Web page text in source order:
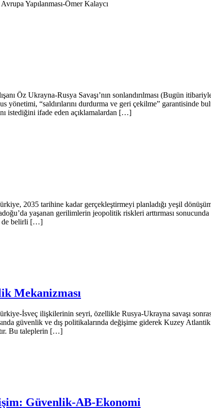
Yapılanması-Ömer Kalaycı
Öz Ukrayna-Rusya Savaşı’nın sonlandırılması (Bugün
yönetimi, “saldırılarını durdurma ve geri çekilme” garantisinde
istediğini ifade eden açıklamalardan […]
2035 tarihine kadar gerçekleştirmeyi planladığı yeşil
yaşanan gerilimlerin jeopolitik riskleri arttırması sonucunda
de belirli […]
Mekanizması
İsveç ilişkilerinin seyri, özellikle Rusya-Ukrayna savaşı
güvenlik ve dış politikalarında değişime giderek Kuzey
Bu taleplerin […]
Güvenlik-AB-Ekonomi